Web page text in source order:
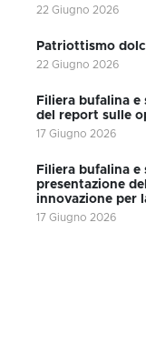
22 Giugno 2026
Patriottismo
22 Giugno 2026
Filiera bufalina
del report sulle
17 Giugno 2026
Filiera bufalina
presentazione
innovazione per
17 Giugno 2026